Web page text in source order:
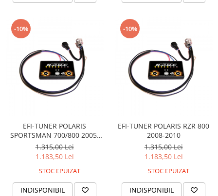
Sistem de Răcire
Pompe Apa
Radiatoare
-10%
EFI-TUNER POLARIS
SPORTSMAN 700/800 2005-
2019
1.315,00 Lei
1.183,50 Lei
STOC EPUIZAT
INDISPONIBIL
-10%
EFI-TUNER POLARIS RZR 800
2008-2010
1.315,00 Lei
1.183,50 Lei
STOC EPUIZAT
INDISPONIBIL